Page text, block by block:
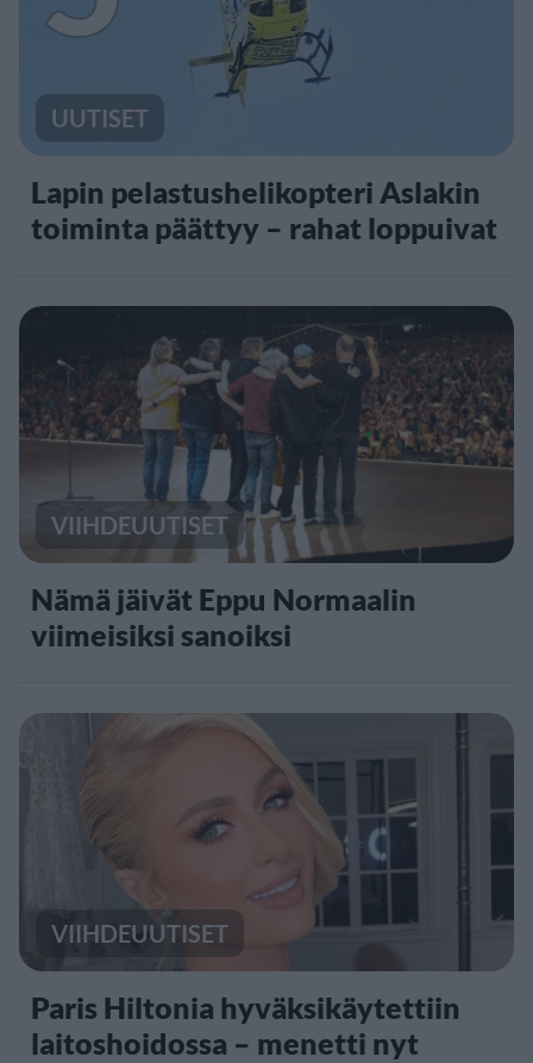
UUTISET
Lapin pelastushelikopteri Aslakin
toiminta päättyy – rahat loppuivat
VIIHDEUUTISET
Nämä jäivät Eppu Normaalin
viimeisiksi sanoiksi
VIIHDEUUTISET
Paris Hiltonia hyväksikäytettiin
laitoshoidossa – menetti nyt